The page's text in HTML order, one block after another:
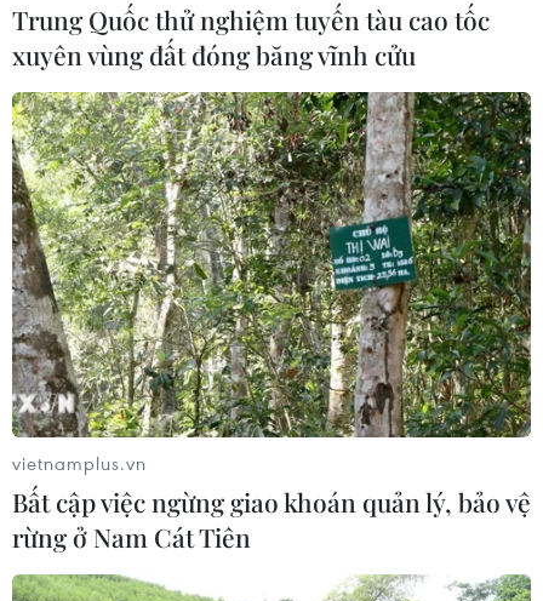
TIN CÙNG CHUYÊN MỤC
Hàn Quốc tái khẳng định mục tiêu
chung sống hòa bình với Triều Tiên
06/08/2026 15:33
Lở đất tại Philippines khiến ít nhất 4
người thiệt mạng
Trung Quốc thử nghiệm tuyến tàu
cao tốc xuyên vùng đất đóng băng
Trung Quốc thử nghiệm tuyến tàu cao tốc
xuyên vùng đất đóng băng vĩnh cửu
vietnamplus.vn
Bất cập việc ngừng giao khoán quản lý, bảo vệ
rừng ở Nam Cát Tiên